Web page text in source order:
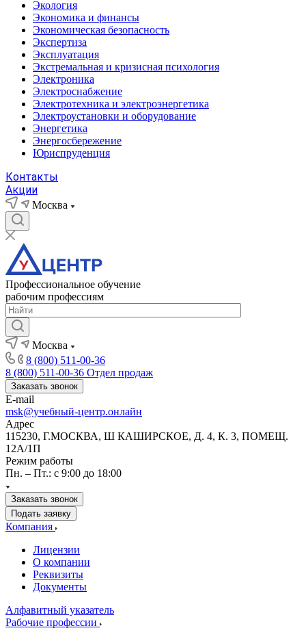
Экология
Экономика и финансы
Экономическая безопасность
Экспертиза
Эксплуатация
Экстремальная и кризисная психология
Электроника
Электроснабжение
Электротехника и электроэнергетика
Электроустановки и оборудование
Энергетика
Энергосбережение
Юриспруденция
Контакты
Акции
Москва
Профессиональное обучение
рабочим профессиям
Москва
8 (800) 511-00-36
8 (800) 511-00-36 Отдел продаж
Заказать звонок
E-mail
msk@учебный-центр.онлайн
Адрес
115230, Г.МОСКВА, Ш КАШИРСКОЕ, Д. 4, К. 3, ПОМЕЩ.
12А/1П
Режим работы
Пн. – Пт.: с 9:00 до 18:00
Заказать звонок
Подать заявку
Компания
Лицензии
О компании
Реквизиты
Документы
Алфавитный указатель
Рабочие профессии